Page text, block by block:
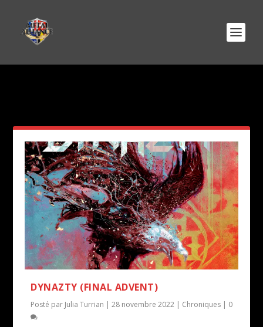
DYNAZTY (FINAL ADVENT)
Posté par Julia Turrian |28 novembre 2022 | Chroniques | 0